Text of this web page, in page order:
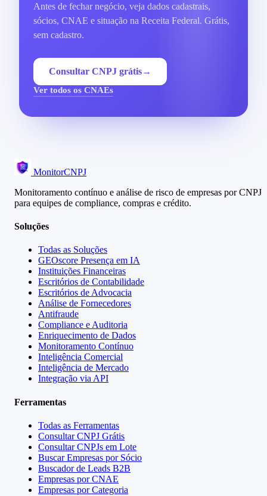
Antes de fechar negócio, veja dados cadastrais,
sócios, CNAE e situação na Receita Federal. Grátis,
sem cadastro.
Consultar CNPJ grátis→
Ver todos os CNAEs
MonitorCNPJ
Monitoramento contínuo e análise de risco de empresas por CNPJ
para equipes de compliance, compras e crédito.
Soluções
Todas as Soluções
GEOscore Presença em IA
Instituições Financeiras
Escritórios de Contabilidade
Escritórios de Advocacia
Análise de Fornecedores
Antifraude
Compliance e Auditoria
Enriquecimento de Dados
Monitoramento Contínuo
Inteligência Comercial
Inteligência de Mercado
Integração via API
Ferramentas
Todas as Ferramentas
Consultar CNPJ Grátis
Consultar CNPJs em Lote
Buscar Empresas por Sócio
Buscador de Leads B2B
Empresas por CNAE
Empresas por Categoria